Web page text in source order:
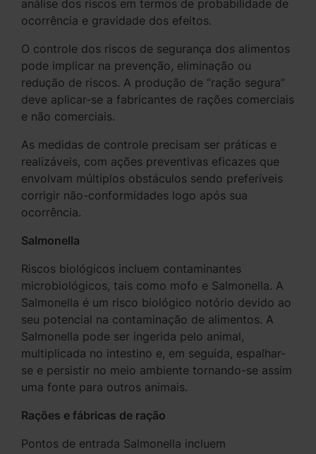
análise dos riscos em termos de probabilidade de
ocorrência e gravidade dos efeitos.
O controle dos riscos de segurança dos alimentos
pode implicar na prevenção, eliminação ou
redução de riscos. A produção de “ração segura”
deve aplicar-se a fabricantes de rações comerciais
e não comerciais.
As medidas de controle precisam ser práticas e
realizáveis, com ações preventivas eficazes que
envolvam múltiplos obstáculos sendo preferíveis
corrigir não-conformidades logo após sua
ocorrência.
Salmonella
Riscos biológicos incluem contaminantes
microbiológicos, tais como mofo e Salmonella. A
Salmonella é um risco biológico notório devido ao
seu potencial na contaminação de alimentos. A
Salmonella pode ser ingerida pelo animal,
multiplicada no intestino e, em seguida, espalhar-
se e persistir no meio ambiente tornando-se assim
uma fonte para outros animais.
Rações e fábricas de ração
Pontos de entrada Salmonella incluem